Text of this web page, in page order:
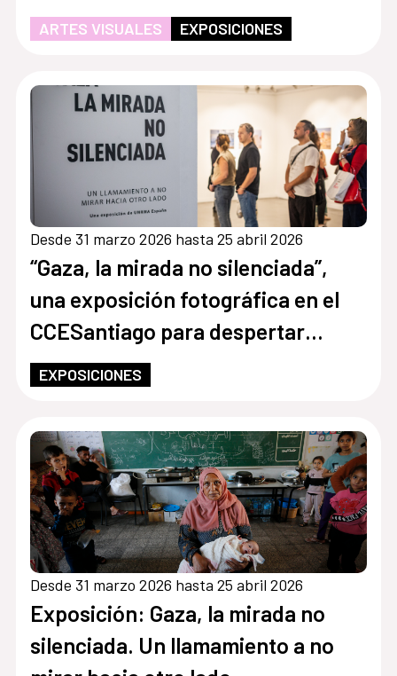
ARTES VISUALES EXPOSICIONES
Desde 31 marzo 2026 hasta 25 abril 2026
“Gaza, la mirada no silenciada”,
una exposición fotográfica en el
CCESantiago para despertar
conciencias sobre la devastación
del territorio palestino
EXPOSICIONES
Desde 31 marzo 2026 hasta 25 abril 2026
Exposición: Gaza, la mirada no
silenciada. Un llamamiento a no